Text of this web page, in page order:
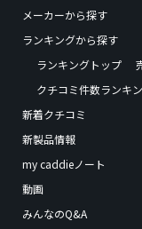
メーカーから探す
ランキングから探す
ランキングトップ
クチコミ件数ランキ
新着クチコミ
新製品情報
my caddieノート
動画
みんなのQ&A